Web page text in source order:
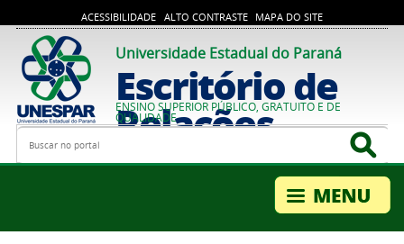
ACESSIBILIDADE ALTO CONTRASTE MAPA DO SITE
Universidade Estadual do Paraná
Escritório de
Relações
Internacionais
ENSINO SUPERIOR PÚBLICO, GRATUITO E DE
QUALIDADE
Busca